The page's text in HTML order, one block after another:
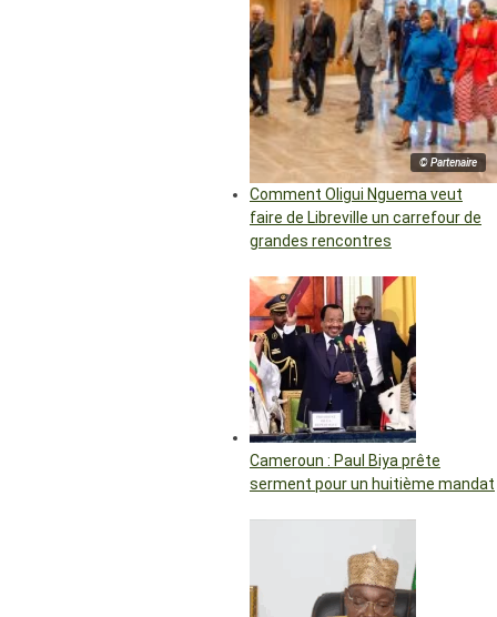
© Partenaire
Comment Oligui Nguema veut
faire de Libreville un carrefour de
grandes rencontres
Cameroun : Paul Biya prête
serment pour un huitième mandat